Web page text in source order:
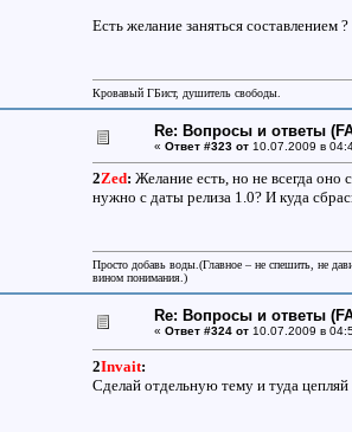
Есть желание заняться составлением ?
Кровавый ГБист, душитель свободы.
Re: Вопросы и ответы
« Ответ #323 от10.07.2009 в
2Zed: Желание есть, но не всегда
нужно с даты релиза 1.0? И куда
Просто добавь воды.(Главное – не спешить, не
вином понимания.)
Re: Вопросы и ответы
« Ответ #324 от10.07.2009 в
2Invait:
Сделай отдельную тему и туда